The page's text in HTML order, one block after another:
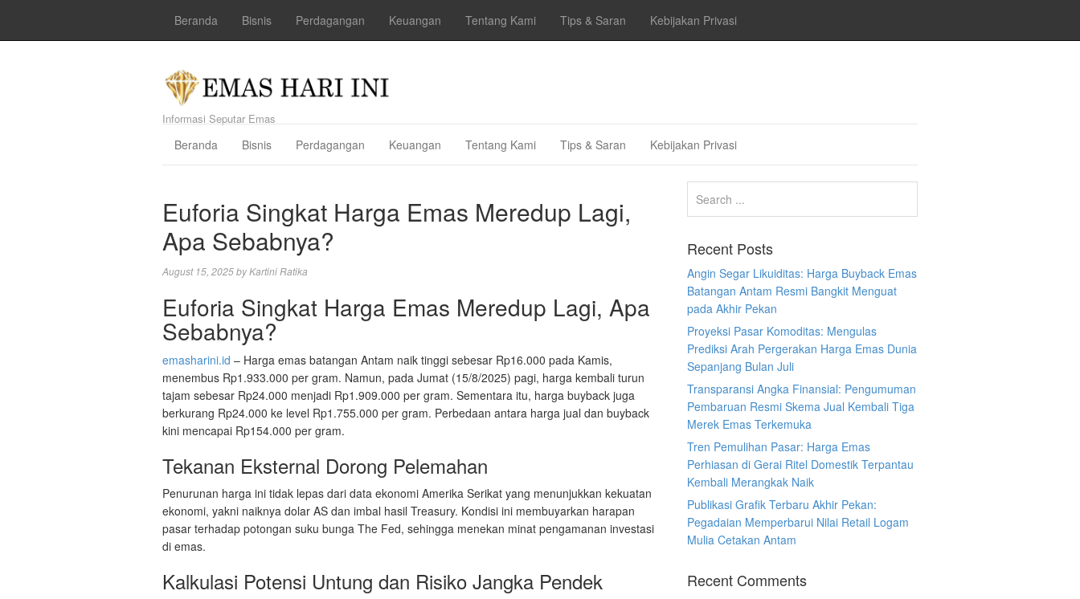
Beranda Bisnis Perdagangan Keuangan Tentang Kami Tips & Saran Kebijakan Privasi
Informasi Seputar Emas
Beranda Bisnis Perdagangan Keuangan Tentang Kami Tips & Saran Kebijakan Privasi
Euforia Singkat Harga Emas Meredup Lagi,
Apa Sebabnya?
August 15, 2025byKartini Ratika
Euforia Singkat Harga Emas Meredup Lagi, Apa
Sebabnya?
emasharini.id – Harga emas batangan Antam naik tinggi sebesar Rp16.000 pada Kamis,
menembus Rp1.933.000 per gram. Namun, pada Jumat (15/8/2025) pagi, harga kembali turun
tajam sebesar Rp24.000 menjadi Rp1.909.000 per gram. Sementara itu, harga buyback juga
berkurang Rp24.000 ke level Rp1.755.000 per gram. Perbedaan antara harga jual dan buyback
kini mencapai Rp154.000 per gram.
Tekanan Eksternal Dorong Pelemahan
Penurunan harga ini tidak lepas dari data ekonomi Amerika Serikat yang menunjukkan kekuatan
ekonomi, yakni naiknya dolar AS dan imbal hasil Treasury. Kondisi ini membuyarkan harapan
pasar terhadap potongan suku bunga The Fed, sehingga menekan minat pengamanan investasi
di emas.
Kalkulasi Potensi Untung dan Risiko Jangka Pendek
Recent Posts
Angin Segar Likuiditas: Harga Buyback Emas
Batangan Antam Resmi Bangkit Menguat
pada Akhir Pekan
Proyeksi Pasar Komoditas: Mengulas
Prediksi Arah Pergerakan Harga Emas Dunia
Sepanjang Bulan Juli
Transparansi Angka Finansial: Pengumuman
Pembaruan Resmi Skema Jual Kembali Tiga
Merek Emas Terkemuka
Tren Pemulihan Pasar: Harga Emas
Perhiasan di Gerai Ritel Domestik Terpantau
Kembali Merangkak Naik
Publikasi Grafik Terbaru Akhir Pekan:
Pegadaian Memperbarui Nilai Retail Logam
Mulia Cetakan Antam
Recent Comments